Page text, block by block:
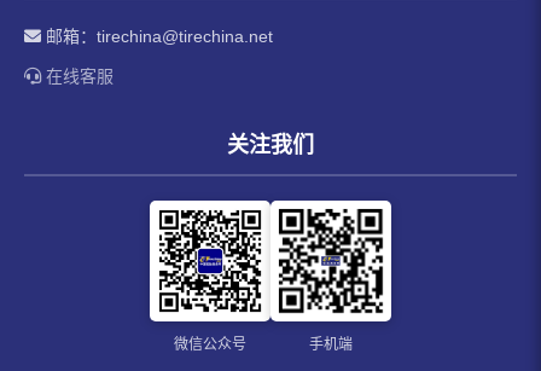
邮箱： tirechina@tirechina.net
在线客服
关注我们
微信公众号 手机端